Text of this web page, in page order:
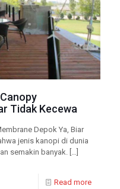
Tidak Kecewa
Depok Ya, Biar
jenis kanopi di dunia
semakin banyak.
[…]
Read more